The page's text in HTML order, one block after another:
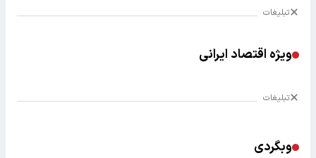
تبلیغات
ویژه اقتصاد ایرانی
تبلیغات
وبگردی